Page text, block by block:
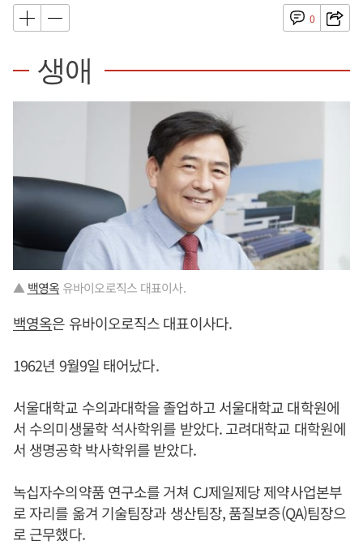
0
생애
▲ 백영옥 유바이오로직스 대표이사.
백영옥은 유바이오로직스 대표이사다.
1962년 9월9일 태어났다.
서울대학교 수의과대학을 졸업하고 서울대학교 대학원에
서 수의미생물학 석사학위를 받았다. 고려대학교 대학원에
서 생명공학 박사학위를 받았다.
녹십자수의약품 연구소를 거쳐 CJ제일제당 제약사업본부
로 자리를 옮겨 기술팀장과 생산팀장, 품질보증(QA)팀장으
로 근무했다.